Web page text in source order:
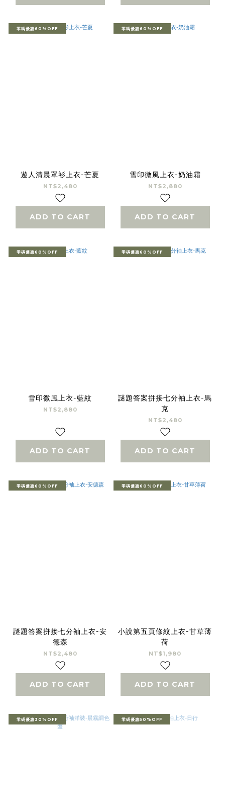
零碼優惠60%OFF
遊人清晨罩衫上衣-芒夏
NT$2,480
ADD TO CART
零碼優惠60%OFF
雪印微風上衣-奶油霜
NT$2,880
ADD TO CART
零碼優惠60%OFF
雪印微風上衣-藍紋
NT$2,880
ADD TO CART
零碼優惠60%OFF
謎題答案拼接七分袖上衣-馬
克
NT$2,480
ADD TO CART
零碼優惠60%OFF
謎題答案拼接七分袖上衣-安
德森
NT$2,480
ADD TO CART
零碼優惠60%OFF
小說第五頁條紋上衣-甘草薄
荷
NT$1,980
ADD TO CART
零碼優惠30%OFF 零碼優惠50%OFF